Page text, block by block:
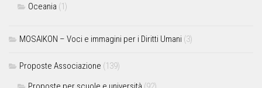
Oceania (1)
MOSAIKON – Voci e immagini per i Diritti Umani (3)
Proposte Associazione (139)